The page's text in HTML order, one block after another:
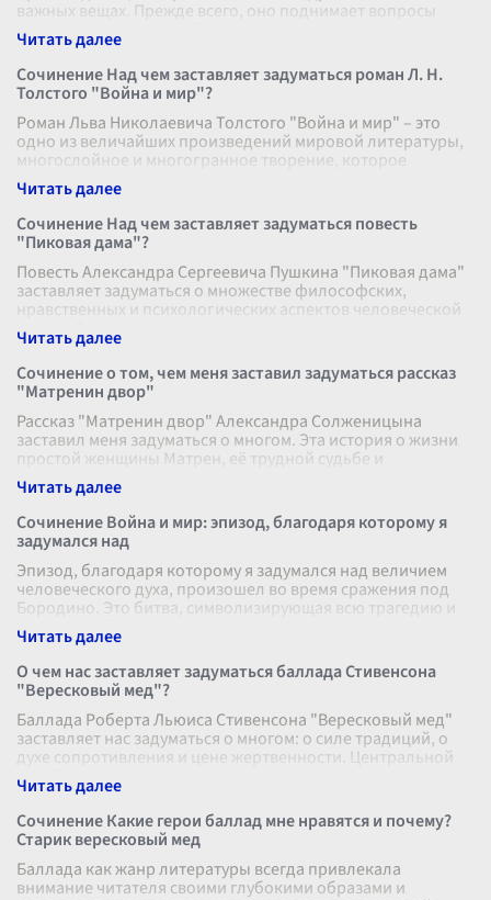
важных вещах. Прежде всего, оно поднимает вопросы
морали и человеческой д
Сочинение Над чем заставляет задуматься роман Л. Н.
Толстого "Война и мир"?
Роман Льва Николаевича Толстого "Война и мир" – это
одно из величайших произведений мировой литературы,
многослойное и многогранное творение, которое
заставляет задуматься о множес
Сочинение Над чем заставляет задуматься повесть
"Пиковая дама"?
Повесть Александра Сергеевича Пушкина "Пиковая дама"
заставляет задуматься о множестве философских,
нравственных и психологических аспектов человеческой
жизни. Одновременно магичес
Сочинение о том, чем меня заставил задуматься рассказ
"Матренин двор"
Рассказ "Матренин двор" Александра Солженицына
заставил меня задуматься о многом. Эта история о жизни
простой женщины Матрен, её трудной судьбе и
неугомонном сердце, потрясает свое
Сочинение Война и мир: эпизод, благодаря которому я
задумался над
Эпизод, благодаря которому я задумался над величием
человеческого духа, произошел во время сражения под
Бородино. Это битва, символизирующая всю трагедию и
героизм войны, захватила
О чем нас заставляет задуматься баллада Стивенсона
"Вересковый мед"?
Баллада Роберта Льюиса Стивенсона "Вересковый мед"
заставляет нас задуматься о многом: о силе традиций, о
духе сопротивления и цене жертвенности. Центральной
темой произведения явл
Сочинение Какие герои баллад мне нравятся и почему?
Старик вересковый мед
Баллада как жанр литературы всегда привлекала
внимание читателя своими глубокими образами и